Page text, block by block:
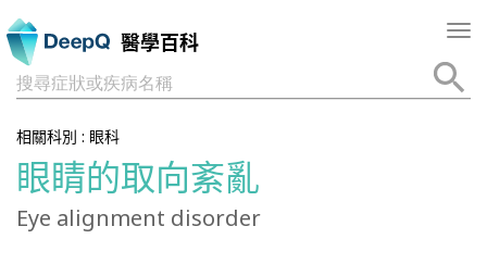
醫學百科
搜尋症狀或疾病名稱
相關科別 : 眼科
眼睛的取向紊亂
Eye alignment disorder